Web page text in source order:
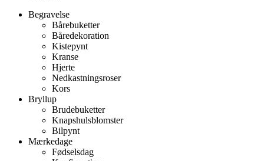
Begravelse
Bårebuketter
Båredekoration
Kistepynt
Kranse
Hjerte
Nedkastningsroser
Kors
Bryllup
Brudebuketter
Knapshulsblomster
Bilpynt
Mærkedage
Fødselsdag